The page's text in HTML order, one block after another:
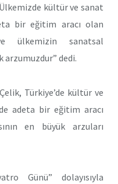
kültür ve sanat
bir eğitim aracı olan
ülkemizin sanatsal
arzumuzdur” dedi.
Türkiye’de kültür ve
adeta bir eğitim aracı
en büyük arzuları
Günü” dolayısıyla